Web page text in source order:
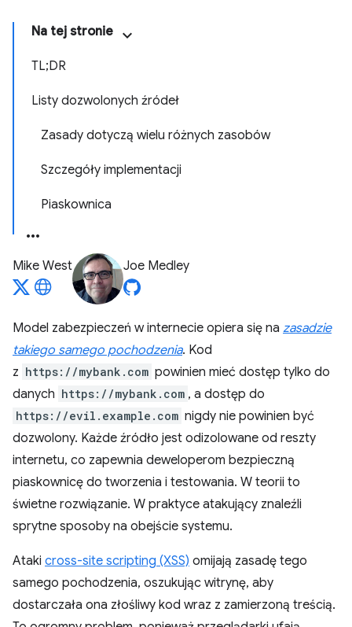
Na tej stronie
TL;DR
Listy dozwolonych źródeł
Zasady dotyczą wielu różnych zasobów
Szczegóły implementacji
Piaskownica
Mike West Joe Medley
Model zabezpieczeń w internecie opiera się na zasadzie
takiego samego pochodzenia. Kod
z https://mybank.com powinien mieć dostęp tylko do
danych https://mybank.com , a dostęp do
https://evil.example.com nigdy nie powinien być
dozwolony. Każde źródło jest odizolowane od reszty
internetu, co zapewnia deweloperom bezpieczną
piaskownicę do tworzenia i testowania. W teorii to
świetne rozwiązanie. W praktyce atakujący znaleźli
sprytne sposoby na obejście systemu.
Ataki cross-site scripting (XSS) omijają zasadę tego
samego pochodzenia, oszukując witrynę, aby
dostarczała ona złośliwy kod wraz z zamierzoną treścią.